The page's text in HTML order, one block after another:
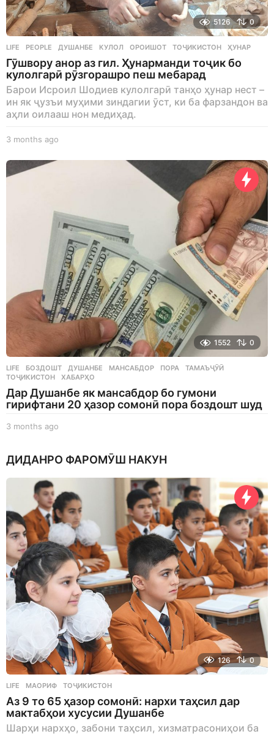
5126 0
LIFE ,PEOPLE ДУШАНБЕ ,КУЛОЛ ,ОРОИШОТ ,ТОҶИКИСТОН ,ҲУНАР
Гӯшвору анор аз гил. Ҳунарманди тоҷик бо
кулолгарӣ рӯзгорашро пеш мебарад
Барои Исроил Шодиев кулолгарӣ танҳо ҳунар нест –
ин як ҷузъи муҳими зиндагии ӯст, ки ба фарзандон ва
аҳли оилааш нон медиҳад.
3 months ago
o
a
g
1552 0
LIFE БОЗДОШТ ,ДУШАНБЕ ,МАНСАБДОР ,ПОРА ,ТАМАЪҶӮӢ
ТОҶИКИСТОН
,ХАБАРҲО
Дар Душанбе як мансабдор бо гумони
гирифтани 20 ҳазор сомонӣ пора боздошт шуд
3 months ago
n
s
a
g
ДИДАНРО ФАРОМӮШ НАКУН
126 0
LIFE МАОРИФ ,ТОҶИКИСТОН
Аз 9 то 65 ҳазор сомонӣ: нархи таҳсил дар
мактабҳои хусусии Душанбе
Шарҳи нархҳо, забони таҳсил, хизматрасониҳои ба